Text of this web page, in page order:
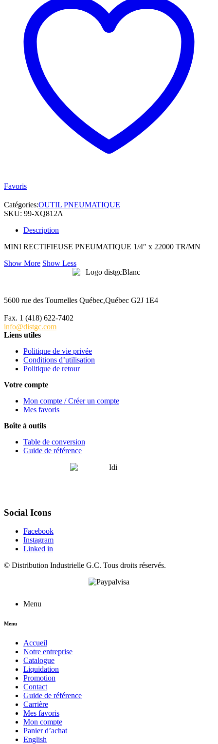
TR/MN
quantité
Favoris
Catégories:OUTIL PNEUMATIQUE
SKU: 99-XQ812A
Description
MINI RECTIFIEUSE PNEUMATIQUE 1/4″ x 22000 TR/MN
Show More Show Less
5600 rue des Tournelles Québec,Québec G2J 1E4
Fax. 1 (418) 622-7402
info@distgc.com
Liens utiles
Politique de vie privée
Conditions d’utilisation
Politique de retour
Votre compte
Mon compte / Créer un compte
Mes favoris
Boîte à outils
Table de conversion
Guide de référence
Social Icons
Facebook
Instagram
Linked in
© Distribution Industrielle G.C. Tous droits réservés.
Menu
Menu
Accueil
Notre entreprise
Catalogue
Liquidation
Promotion
Contact
Guide de référence
Carrière
Mes favoris
Mon compte
Panier d’achat
English